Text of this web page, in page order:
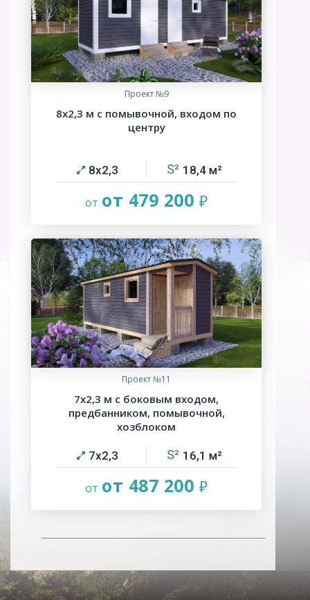
Проект №9
8х2,3 м с помывочной, входом по
центру
8х2,3 18,4
от 479 200
Проект №11
7х2,3 м с боковым входом,
предбанником, помывочной,
хозблоком
7х2,3 16,1
от 487 200